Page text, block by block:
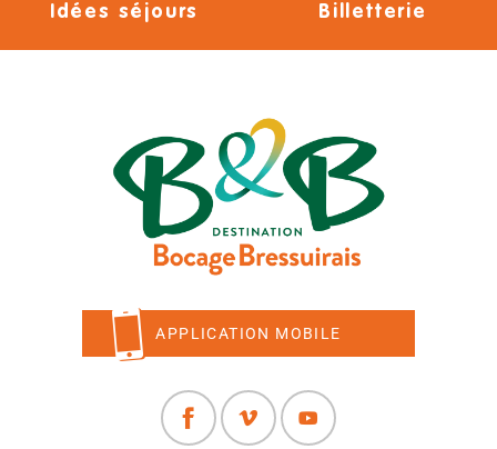
Idées séjours Billetterie
APPLICATION MOBILE